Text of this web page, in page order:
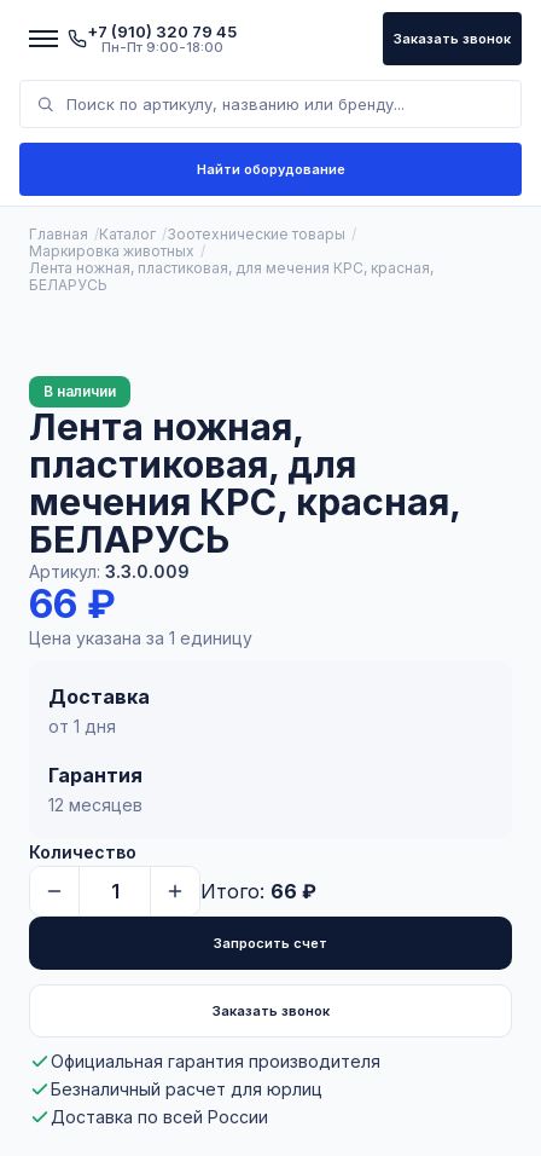
+7 (910) 320 79 45
Пн-Пт 9:00-18:00 Заказать звонок
Найти оборудование
Главная Каталог
Зоотехнические товары
Маркировка животных
Лента ножная, пластиковая, для мечения КРС, красная,
БЕЛАРУСЬ
В наличии
Лента ножная,
пластиковая, для
мечения КРС, красная,
БЕЛАРУСЬ
Артикул: 3.3.0.009
66 ₽
Цена указана за 1 единицу
Доставка
от 1 дня
Гарантия
12 месяцев
Количество
Итого: 66 ₽
Запросить счет
Заказать звонок
Официальная гарантия производителя
Безналичный расчет для юрлиц
Доставка по всей России